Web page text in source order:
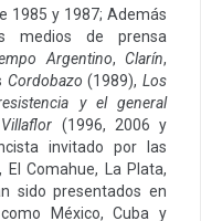
1985 y 1987; Además
medios de prensa
Argentino, Clarín,
Cordobazo (1989),Los
y el general
(1996, 2006 y
invitado por las
El Comahue, La Plata,
sido presentados en
México, Cuba y